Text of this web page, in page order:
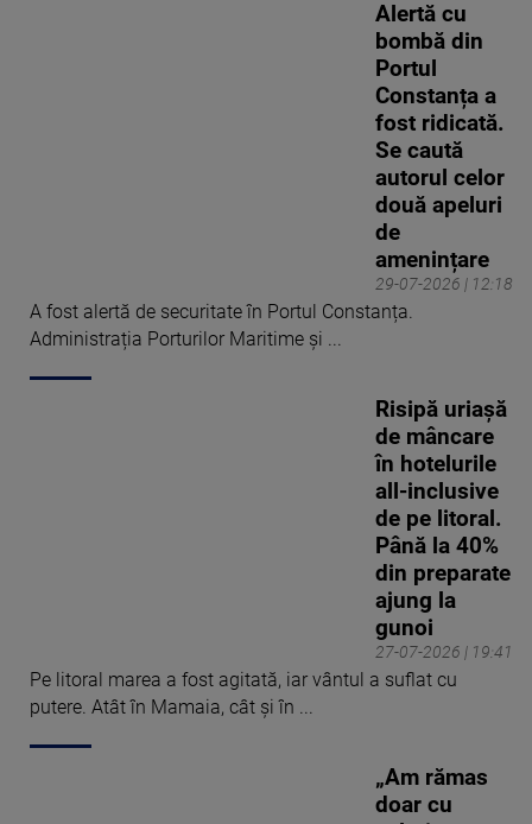
29-07-2026 | 12:18
Alertă cu
bombă din
Portul
Constanța a
fost ridicată.
Se caută
autorul celor
două apeluri
de
amenințare
A fost alertă de securitate în Portul Constanța.
Administrația Porturilor Maritime și ...
27-07-2026 | 19:41
Risipă uriașă
de mâncare
în hotelurile
all-inclusive
de pe litoral.
Până la 40%
din preparate
ajung la
gunoi
Pe litoral marea a fost agitată, iar vântul a suflat cu
putere. Atât în Mamaia, cât și în ...
„Am rămas
doar cu